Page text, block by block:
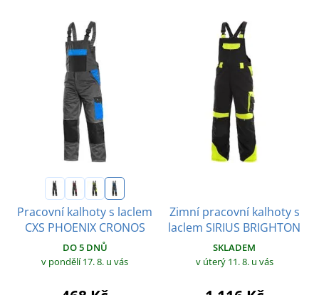
Pracovní kalhoty s laclem
CXS PHOENIX CRONOS
DO 5 DNŮ
v pondělí 17. 8. u vás
Zimní pracovní kalhoty s
laclem SIRIUS BRIGHTON
SKLADEM
v úterý 11. 8. u vás